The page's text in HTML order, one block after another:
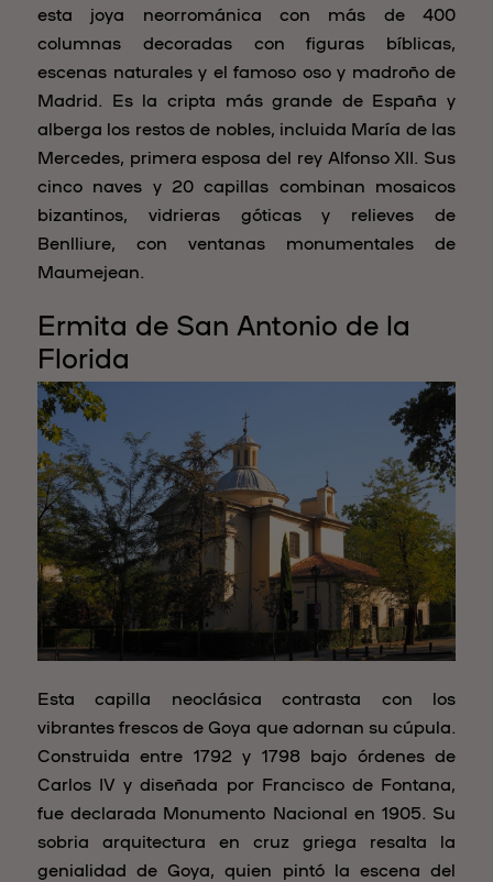
esta joya neorrománica con más de 400
columnas decoradas con figuras bíblicas,
escenas naturales y el famoso oso y madroño de
Madrid. Es la cripta más grande de España y
alberga los restos de nobles, incluida María de las
Mercedes, primera esposa del rey Alfonso XII. Sus
cinco naves y 20 capillas combinan mosaicos
bizantinos, vidrieras góticas y relieves de
Benlliure, con ventanas monumentales de
Maumejean.
Ermita de San Antonio de la
Florida
Esta capilla neoclásica contrasta con los
vibrantes frescos de Goya que adornan su cúpula.
Construida entre 1792 y 1798 bajo órdenes de
Carlos IV y diseñada por Francisco de Fontana,
fue declarada Monumento Nacional en 1905. Su
sobria arquitectura en cruz griega resalta la
genialidad de Goya, quien pintó la escena del